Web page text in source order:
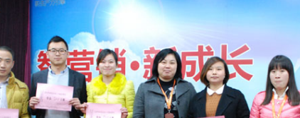
流量查询与分析
我们通过专业手段，提供您所在行业的流量增长趋势与流量来源分
析。
定制方案与报价
对您的需求深入了解后，并结合您所处行业的竞争分析结果，我们将